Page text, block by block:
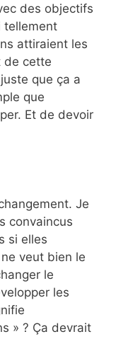
des objectifs
tellement
attiraient les
de cette
que ça a
que
Et de devoir
Je
convaincus
si elles
veut bien le
le
les
» ? Ça devrait